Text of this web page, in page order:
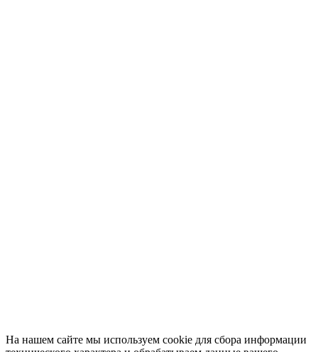
На нашем сайте мы используем cookie для сбора информации